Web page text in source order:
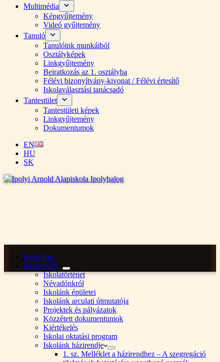
Multimédia
Képgyűjtemény
Videó gyűjtemény
Tanuló
Tanulóink munkáiból
Osztályképek
Linkgyűjtemény
Beiratkozás az 1. osztályba
Félévi bizonyítvány-kivonat / Félévi értesítő
Iskolaválasztási tanácsadó
Tantestület
Tantestületi képek
Linkgyűjtemény
Dokumentumok
EN
HU
SK
Kezdőlap
Iskolánkról
Iskolatörténet
Névadónkról
Iskolánk épületei
Iskolánk arculati útmutatója
Projektek és pályázatok
Közzétett dokumentumok
Kiértékelés
Iskolai oktatási program
Iskolánk házirendje
1. sz. Melléklet a házirendhez – A szegregáció